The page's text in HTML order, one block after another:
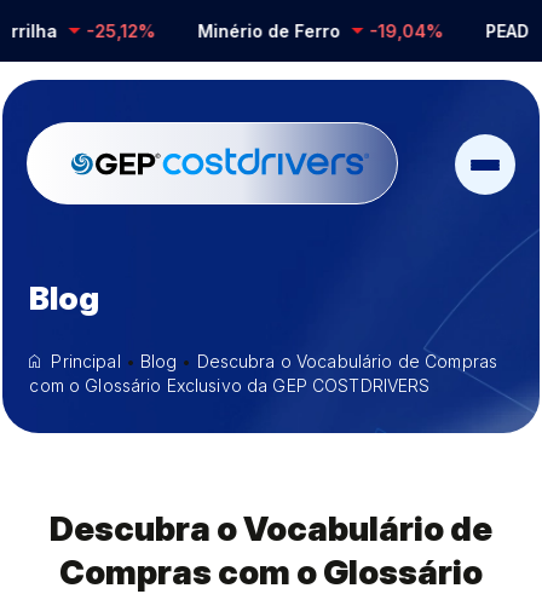
-25,12% Minério de Ferro -19,04% PEAD
Blog
Principal • Blog • Descubra o Vocabulário de Compras
com o Glossário Exclusivo da GEP COSTDRIVERS
Descubra o Vocabulário de
Compras com o Glossário